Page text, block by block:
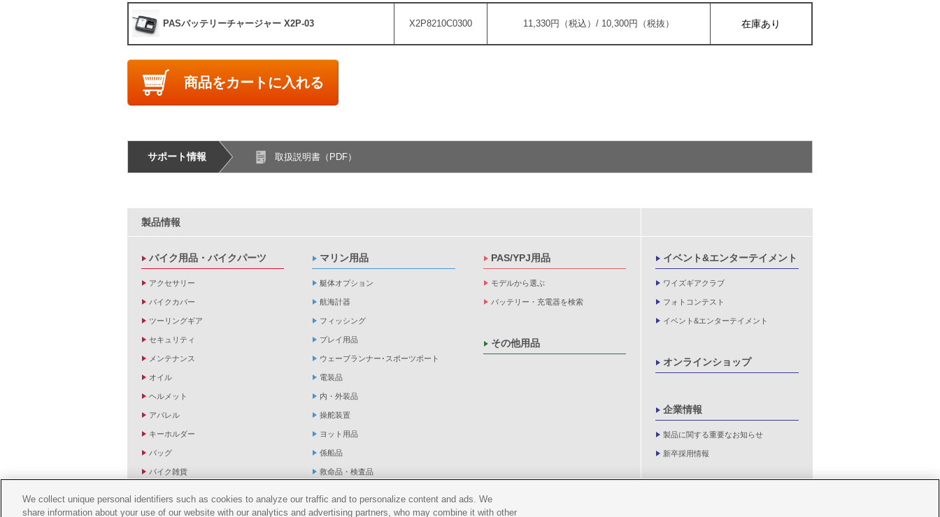
PASバッテリーチャージャー X2P-03 X2P8210C0300 11,330円（税込）/ 10,300円（税抜） 在庫あり
商品をカートに入れる
サポート情報 取扱説明書（PDF）
製品情報
バイク用品・バイクパーツ
アクセサリー
バイクカバー
ツーリングギア
セキュリティ
メンテナンス
オイル
ヘルメット
アパレル
キーホルダー
バッグ
バイク雑貨
マリン用品
艇体オプション
航海計器
フィッシング
プレイ用品
ウェーブランナー･スポーツボート
電装品
内・外装品
操舵装置
ヨット用品
係船品
救命品・検査品
アパレル
PAS/YPJ用品
モデルから選ぶ
バッテリー・充電器を検索
その他用品
イベント&エンターテイメント
ワイズギアクラブ
フォトコンテスト
イベント&エンターテイメント
オンラインショップ
企業情報
製品に関する重要なお知らせ
新卒採用情報
We collect unique personal identifiers such as cookies to analyze our traffic and to personalize content and ads. We
share information about your use of our website with our analytics and advertising partners, who may combine it with other